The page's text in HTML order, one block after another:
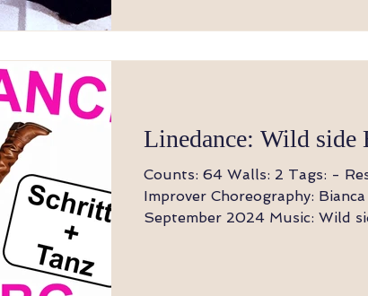
Linedance: Wild side
Counts: 64 Walls: 2 Tags: - Restarts: - Level:
Improver Choreography: Bianca Glaser -
September 2024 Music: Wild side - Natalie